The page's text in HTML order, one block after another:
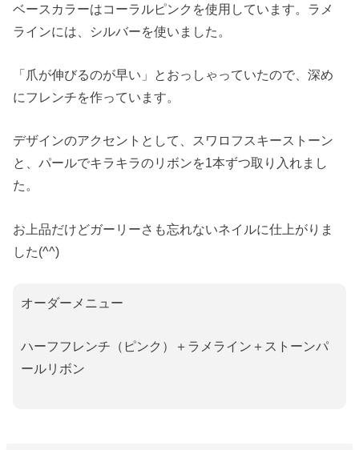
ベースカラーはコーラルピンクを使用しています。ラメ
ラインには、シルバーを使いました。
「爪が伸びるのが早い」とおっしゃっていたので、深め
にフレンチを作っています。
デザインのアクセントとして、スワロフスキーストーン
と、パールでキラキラのリボンを1本ずつ取り入れまし
た。
お上品だけどガーリーさも忘れないネイルに仕上がりま
した(^^)
オーダーメニュー
ハーフフレンチ（ピンク）＋ラメライン＋ストーンパ
ールリボン